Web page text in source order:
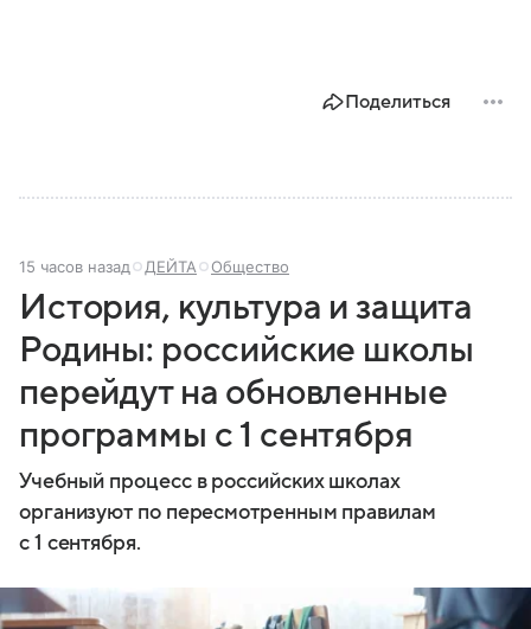
Поделиться
15 часов назад ДЕЙТА Общество
История, культура и защита
Родины: российские школы
перейдут на обновленные
программы с 1 сентября
Учебный процесс в российских школах
организуют по пересмотренным правилам
с 1 сентября.